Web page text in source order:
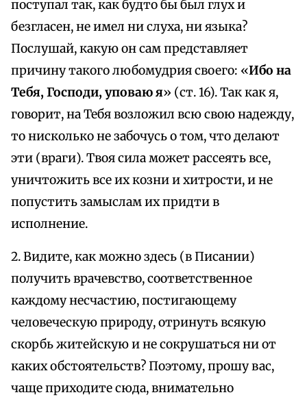
поступал так, как будто бы был глух и
безгласен, не имел ни слуха, ни языка?
Послушай, какую он сам представляет
причину такого любомудрия своего: «Ибо на
Тебя, Господи, уповаю я» (ст. 16). Так как я,
говорит, на Тебя возложил всю свою надежду,
то нисколько не забочусь о том, что делают
эти (враги). Твоя сила может рассеять все,
уничтожить все их козни и хитрости, и не
попустить замыслам их придти в
исполнение.
2. Видите, как можно здесь (в Писании)
получить врачевство, соответственное
каждому несчастию, постигающему
человеческую природу, отринуть всякую
скорбь житейскую и не сокрушаться ни от
каких обстоятельств? Поэтому, прошу вас,
чаще приходите сюда, внимательно